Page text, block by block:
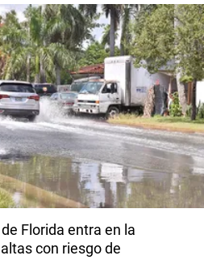
Florida entra en la
con riesgo de